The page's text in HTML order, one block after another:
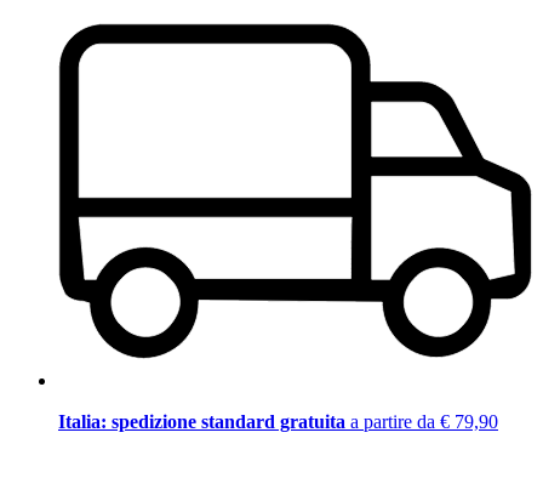
Italia: spedizione standard gratuita a partire da € 79,90